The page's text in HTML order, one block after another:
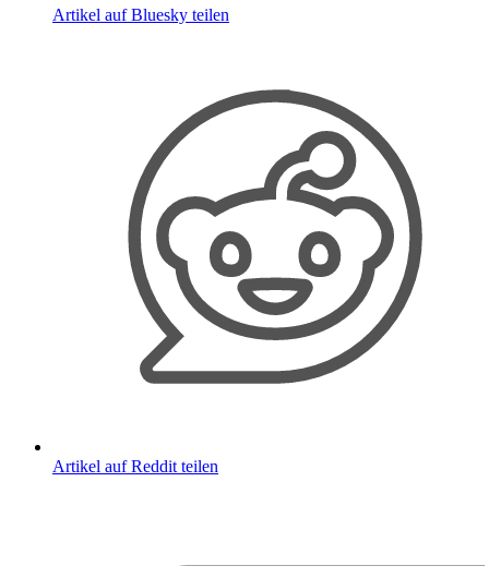
Artikel auf Bluesky teilen
Artikel auf Reddit teilen